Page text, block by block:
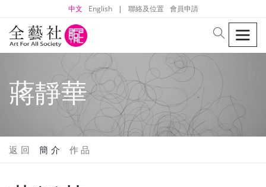
中文 English | 聯絡及位置 會員申請
search
蔣靜華
返 回 簡 介 作 品